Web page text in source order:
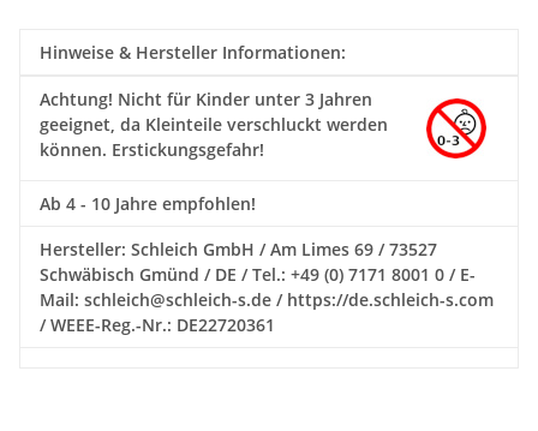
Hinweise & Hersteller Informationen:
Achtung! Nicht für Kinder unter 3 Jahren
geeignet, da Kleinteile verschluckt werden
können. Erstickungsgefahr!
Ab 4 - 10 Jahre empfohlen!
Hersteller: Schleich GmbH / Am Limes 69 / 73527
Schwäbisch Gmünd / DE / Tel.: +49 (0) 7171 8001 0 / E-
Mail: schleich@schleich-s.de / https://de.schleich-s.com
/ WEEE-Reg.-Nr.: DE22720361